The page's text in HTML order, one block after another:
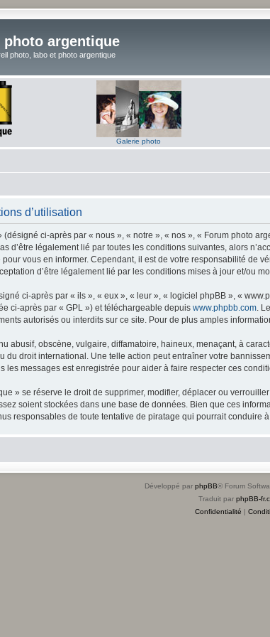
photo argentique
photo, labo et photo argentique
Galerie photo
d’utilisation
ci-après par « nous », « notre », « nos », « Forum photo
d’être légalement lié par toutes les conditions suivantes, alors
vous en informer. Cependant, il est de votre responsabilité de
d’être légalement lié par les conditions mises à jour et/ou
ci-après par « ils », « eux », « leur », « logiciel phpBB », «
ci-après par « GPL ») et téléchargeable depuis www.phpbb.com .
autorisés ou interdits sur ce site. Pour de plus amples
abusif, obscène, vulgaire, diffamatoire, haineux, menaçant, à
du droit international. Une telle action peut entraîner votre
les messages est enregistrée pour aider à faire respecter ces
» se réserve le droit de supprimer, modifier, déplacer ou
soient stockées dans une base de données. Bien que ces
responsables de toute tentative de piratage qui pourrait conduire
Développé par phpBB® Forum
Traduit par phpBB-
Confidentialité |